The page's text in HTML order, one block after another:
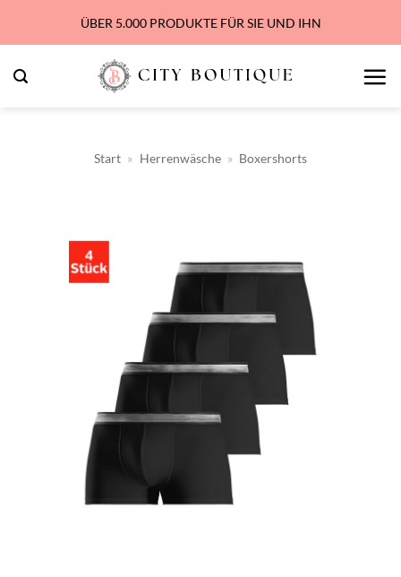
springen
ÜBER 5.000 PRODUKTE FÜR SIE UND IHN
Start » Herrenwäsche » Boxershorts